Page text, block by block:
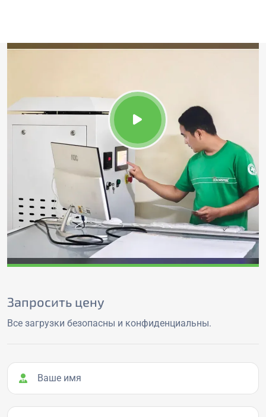
Запросить цену
Все загрузки безопасны и конфиденциальны.
Ваше имя
Ваш Email